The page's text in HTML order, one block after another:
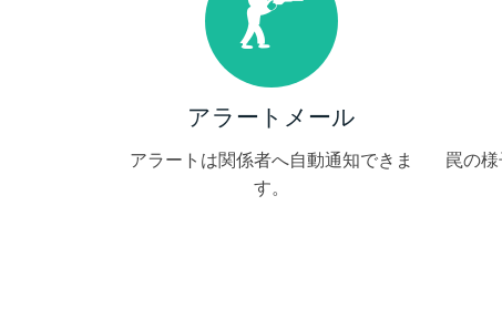
アラートメール
アラートは関係者へ自動通知できま
す。
罠の